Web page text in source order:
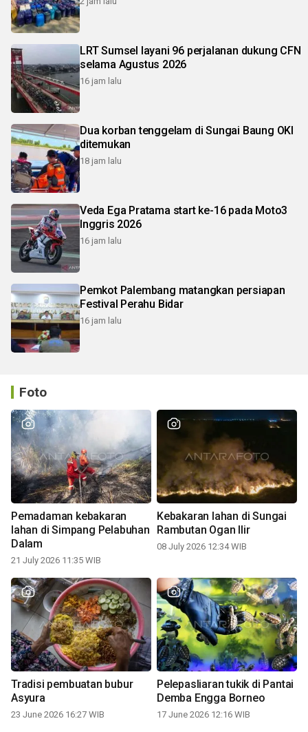
LRT Sumsel layani 96 perjalanan dukung CFN
selama Agustus 2026
16 jam lalu
Dua korban tenggelam di Sungai Baung OKI
ditemukan
18 jam lalu
Veda Ega Pratama start ke-16 pada Moto3
Inggris 2026
16 jam lalu
Pemkot Palembang matangkan persiapan
Festival Perahu Bidar
16 jam lalu
Foto
Pemadaman kebakaran
lahan di Simpang Pelabuhan
Dalam
21 July 2026 11:35 WIB
Kebakaran lahan di Sungai
Rambutan Ogan Ilir
08 July 2026 12:34 WIB
Tradisi pembuatan bubur
Asyura
23 June 2026 16:27 WIB
Pelepasliaran tukik di Pantai
Demba Engga Borneo
17 June 2026 12:16 WIB